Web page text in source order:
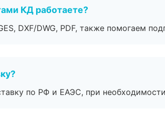
КД работаете?
DXF/DWG, PDF, также помогаем
по РФ и ЕАЭС, при